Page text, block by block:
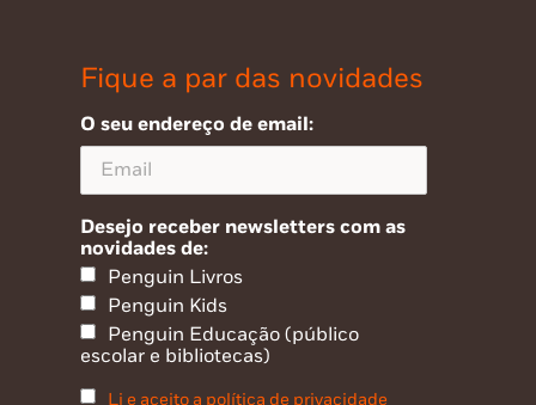
Fique a par das novidades
O seu endereço de email:
Desejo receber newsletters com as
novidades de:
Penguin Livros
Penguin Kids
Penguin Educação (público
escolar e bibliotecas)
Li e aceito a política de privacidade